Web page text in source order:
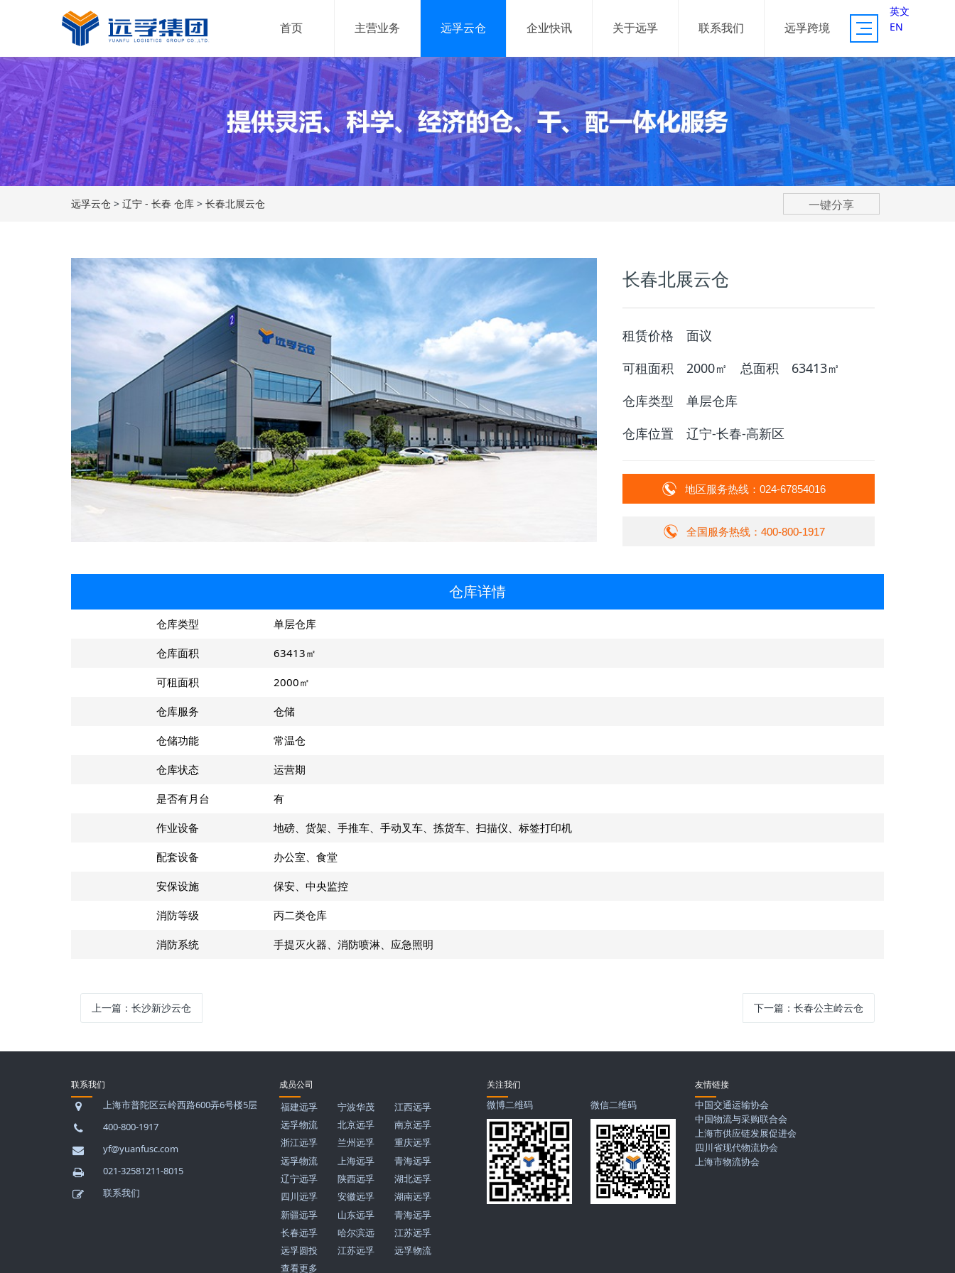
首页 主营业务 远孚云仓 企业快讯 关于远孚 联系我们 远孚跨境
运输服务 仓储服务 配送服务 解决方案
快消品
新能源
机械工业
电子行业
家居建材
网络货运
网络货运平台
信息服务
供应链管理系统
仓储管理系统
供应链服务
资源体系
服务案例
英文
EN
远孚云仓 >辽宁 - 长春 仓库>长春北展云仓 一键分享
长春北展云仓
租赁价格
面议
可租面积
2000㎡ 总面积
63413㎡
仓库类型
单层仓库
仓库位置
辽宁-长春-高新区
地区服务热线：024-67854016
全国服务热线：400-800-1917
仓库详情
仓库类型 单层仓库
仓库面积 63413㎡
可租面积 2000㎡
仓库服务 仓储
仓储功能 常温仓
仓库状态 运营期
是否有月台 有
作业设备 地磅、货架、手推车、手动叉车、拣货车、扫描仪、标签打印机
配套设备 办公室、食堂
安保设施 保安、中央监控
消防等级 丙二类仓库
消防系统 手提灭火器、消防喷淋、应急照明
上一篇：长沙新沙云仓 下一篇： 长春公主岭云仓
联系我们
上海市普陀区云岭西路600弄6号楼5层
400-800-1917
yf@yuanfusc.com
021-32581211-8015
联系我们
成员公司
福建远孚 宁波华茂
江西远孚
远孚物流
北京远孚
南京远孚
浙江远孚
兰州远孚
重庆远孚
远孚物流
上海远孚
青海远孚
辽宁远孚
陕西远孚
湖北远孚
四川远孚
安徽远孚
湖南远孚
新疆远孚
山东远孚
青海远孚
长春远孚
哈尔滨远
江苏远孚
远孚圆投
江苏远孚
远孚物流
查看更多
关注我们
微博二维码 微信二维码
友情链接
中国交通运输协会
中国物流与采购联合会
上海市供应链发展促进会
四川省现代物流协会
上海市物流协会